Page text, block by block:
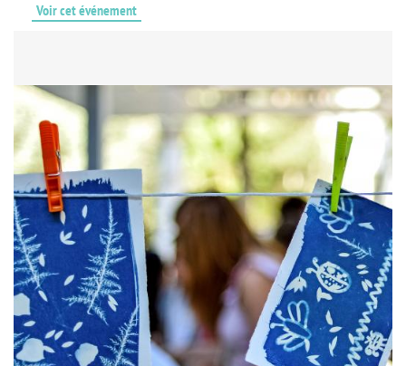
Voir cet événement